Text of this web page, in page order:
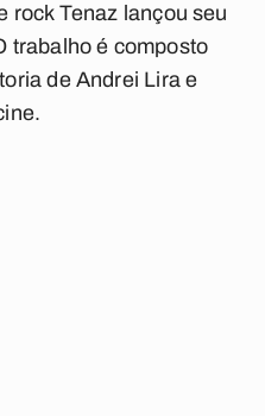
rock Tenaz lançou seu
trabalho é composto
de Andrei Lira e